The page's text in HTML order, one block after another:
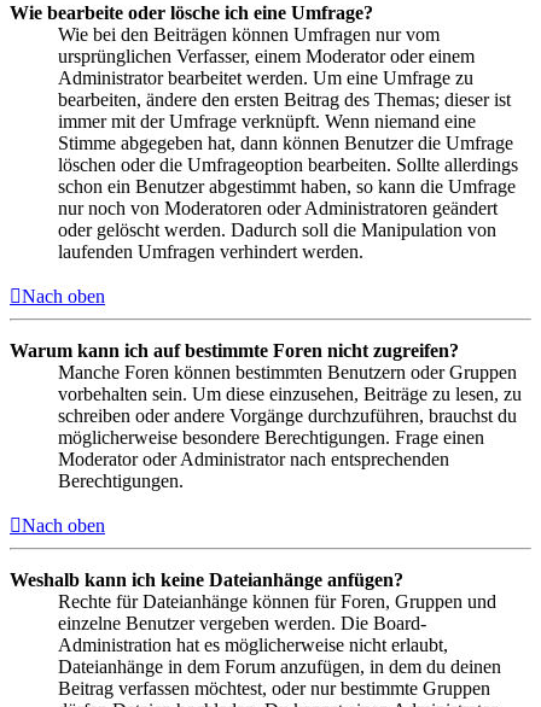
Wie bearbeite oder lösche ich eine Umfrage?
Wie bei den Beiträgen können Umfragen nur vom
ursprünglichen Verfasser, einem Moderator oder einem
Administrator bearbeitet werden. Um eine Umfrage zu
bearbeiten, ändere den ersten Beitrag des Themas; dieser ist
immer mit der Umfrage verknüpft. Wenn niemand eine
Stimme abgegeben hat, dann können Benutzer die Umfrage
löschen oder die Umfrageoption bearbeiten. Sollte allerdings
schon ein Benutzer abgestimmt haben, so kann die Umfrage
nur noch von Moderatoren oder Administratoren geändert
oder gelöscht werden. Dadurch soll die Manipulation von
laufenden Umfragen verhindert werden.
Nach oben
Warum kann ich auf bestimmte Foren nicht zugreifen?
Manche Foren können bestimmten Benutzern oder Gruppen
vorbehalten sein. Um diese einzusehen, Beiträge zu lesen, zu
schreiben oder andere Vorgänge durchzuführen, brauchst du
möglicherweise besondere Berechtigungen. Frage einen
Moderator oder Administrator nach entsprechenden
Berechtigungen.
Nach oben
Weshalb kann ich keine Dateianhänge anfügen?
Rechte für Dateianhänge können für Foren, Gruppen und
einzelne Benutzer vergeben werden. Die Board-
Administration hat es möglicherweise nicht erlaubt,
Dateianhänge in dem Forum anzufügen, in dem du deinen
Beitrag verfassen möchtest, oder nur bestimmte Gruppen